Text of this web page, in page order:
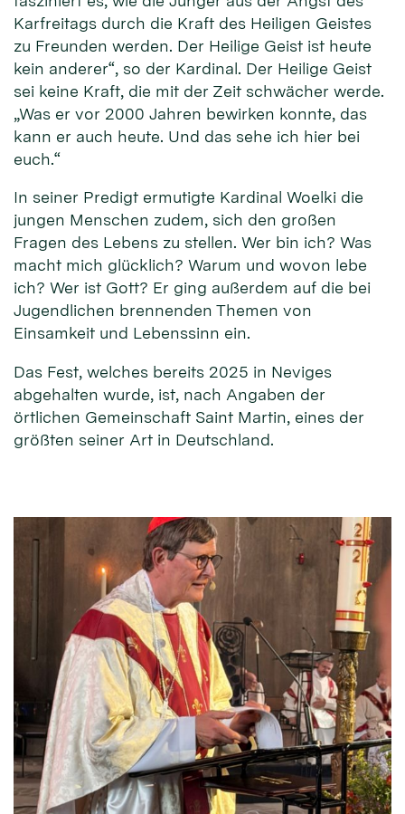
Karfreitags durch die Kraft des Heiligen Geistes
zu Freunden werden. Der Heilige Geist ist heute
kein anderer“, so der Kardinal. Der Heilige Geist
sei keine Kraft, die mit der Zeit schwächer werde.
„Was er vor 2000 Jahren bewirken konnte, das
kann er auch heute. Und das sehe ich hier bei
euch.“
In seiner Predigt ermutigte Kardinal Woelki die
jungen Menschen zudem, sich den großen
Fragen des Lebens zu stellen. Wer bin ich? Was
macht mich glücklich? Warum und wovon lebe
ich? Wer ist Gott? Er ging außerdem auf die bei
Jugendlichen brennenden Themen von
Einsamkeit und Lebenssinn ein.
Das Fest, welches bereits 2025 in Neviges
abgehalten wurde, ist, nach Angaben der
örtlichen Gemeinschaft Saint Martin, eines der
größten seiner Art in Deutschland.